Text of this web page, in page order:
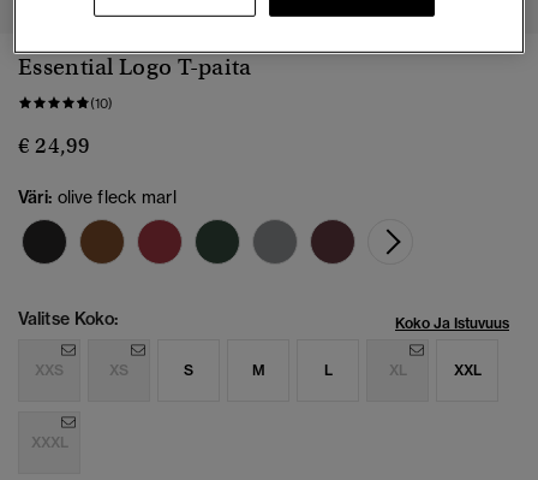
Essential Logo T-paita
(10)
€ 24,99
Väri: olive fleck marl
Valitse Koko: Koko Ja Istuvuus
XXS XS S M L XL XXL
XXXL